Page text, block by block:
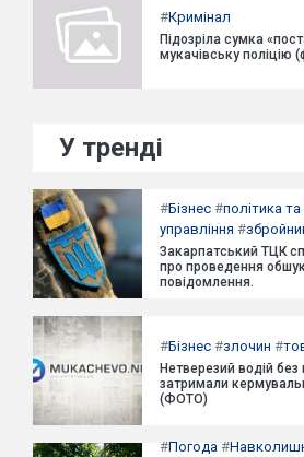
#Кримінал
Підозріла сумка
мукачівську поліцію
У тренді
#Бізнес #політика
управління #
Закарпатський ТЦК
про проведення
повідомлення.
#Бізнес #злочин #
Нетверезий водій без
затримали
(ФОТО)
#Погода #